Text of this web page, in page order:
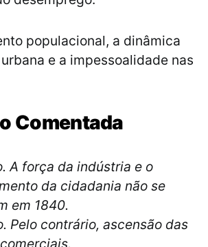
populacional, a dinâmica
e a impessoalidade nas
Comentada
A força da indústria e o
da cidadania não se
em 1840.
Pelo contrário, ascensão das